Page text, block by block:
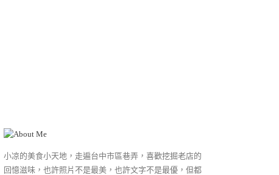
小凉的美食小天地，走遍台中市區巷弄，喜歡挖掘老店的
回憶滋味，也許照片不是最美，也許文字不是最優，但都